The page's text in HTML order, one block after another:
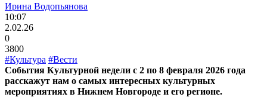
Ирина Водопьянова
10:07
2.02.26
0
3800
#Культура #Вести
События Культурной недели с 2 по 8 февраля 2026 года
расскажут нам о самых интересных культурных
мероприятиях в Нижнем Новгороде и его регионе.